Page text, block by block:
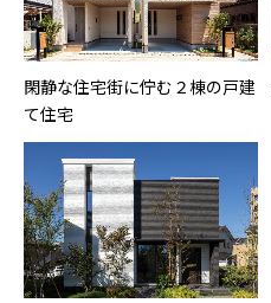
閑静な住宅街に佇む２棟の戸建
て住宅